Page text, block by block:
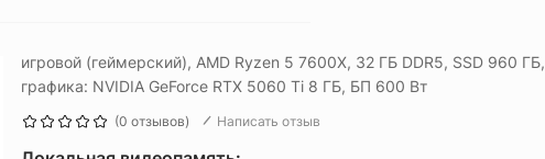
игровой (геймерский), AMD Ryzen 5 7600X, 32 ГБ DDR5, SSD 960 ГБ,
графика: NVIDIA GeForce RTX 5060 Ti 8 ГБ, БП 600 Вт
(0 отзывов) Написать отзыв